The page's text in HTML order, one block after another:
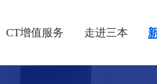
CT增值服务 走进三本